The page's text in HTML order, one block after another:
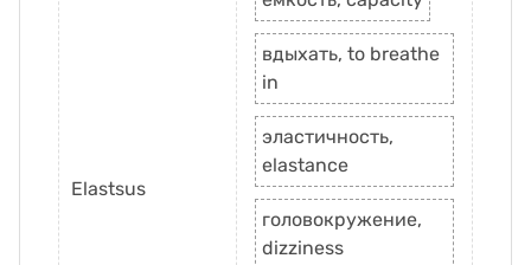
Elastsus
вдыхать, to breathe
in
эластичность,
elastance
головокружение,
dizziness